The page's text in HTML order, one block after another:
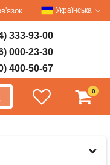
Українська
333-93-00
000-23-30
400-50-67
0